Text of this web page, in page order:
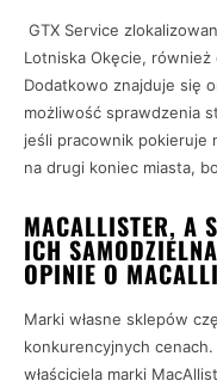
GTX Service
Lotniska Okęcie,
Dodatkowo znajduje się
możliwość sprawdzenia
jeśli pracownik pokieruje
na drugi koniec miasta,
MACALLISTER, A
ICH
OPINIE O
Marki własne sklepów
konkurencyjnych
właściciela marki